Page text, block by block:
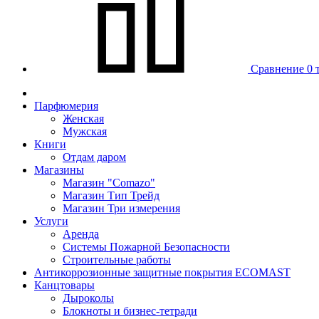
Сравнение 0
Парфюмерия
Женская
Мужская
Книги
Отдам даром
Магазины
Магазин "Comazo"
Магазин Тип Трейд
Магазин Три измерения
Услуги
Аренда
Системы Пожарной Безопасности
Строительные работы
Антикоррозионные защитные покрытия ECOMAST
Канцтовары
Дыроколы
Блокноты и бизнес-тетради